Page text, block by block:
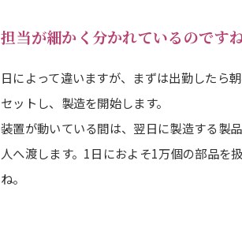
担当が細かく分かれているのです
日によって違いますが、まずは出勤したら
セットし、製造を開始します。
装置が動いている間は、翌日に製造する製
人へ渡します。1日におよそ1万個の部品を
ね。